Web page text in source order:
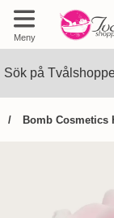
Meny
Bomb Cosmetics